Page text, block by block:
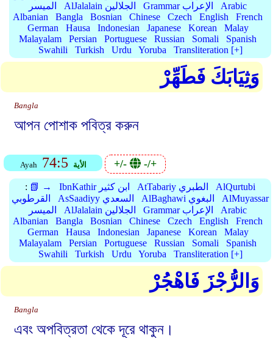
الميسر
AlJalalain الجلالين Grammar الإعراب
Arabic
Albanian
Bangla Bosnian Chinese Czech English
French
German
Hausa Indonesian Japanese Korean
Malay
Malayalam
Persian Portuguese Russian Somali
Spanish
Swahili
Turkish Urdu Yoruba Transliteration [+]
وَثِيَابَكَ فَطَهِّرْ
Bangla
আপন পোশাক পবিত্র করুন
Ayah 74:5 الأية +/- -/+
: 📗 → IbnKathir ابن كثير AtTabariy الطبري
AlQurtubi
القرطوبي
AsSaadiyy السعدي AlBaghawi البغوي
AlMuyassar
الميسر
AlJalalain الجلالين Grammar الإعراب
Arabic
Albanian
Bangla Bosnian Chinese Czech English
French
German
Hausa Indonesian Japanese Korean
Malay
Malayalam
Persian Portuguese Russian Somali
Spanish
Swahili
Turkish Urdu Yoruba Transliteration [+]
وَالرُّجْزَ فَاهْجُرْ
Bangla
এবং অপবিত্রতা থেকে দূরে থাকুন।